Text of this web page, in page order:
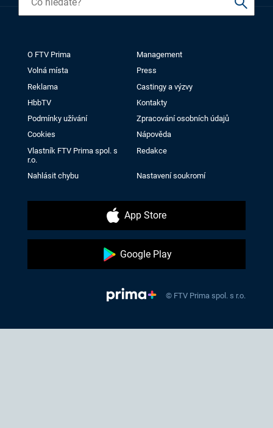
O FTV Prima
Management
Volná místa
Press
Reklama
Castingy a výzvy
HbbTV
Kontakty
Podmínky užívání
Zpracování osobních údajů
Cookies
Nápověda
Vlastník FTV Prima spol. s
r.o.
Redakce
Nahlásit chybu Nastavení soukromí
App Store
Google Play
© FTV Prima spol. s r.o.